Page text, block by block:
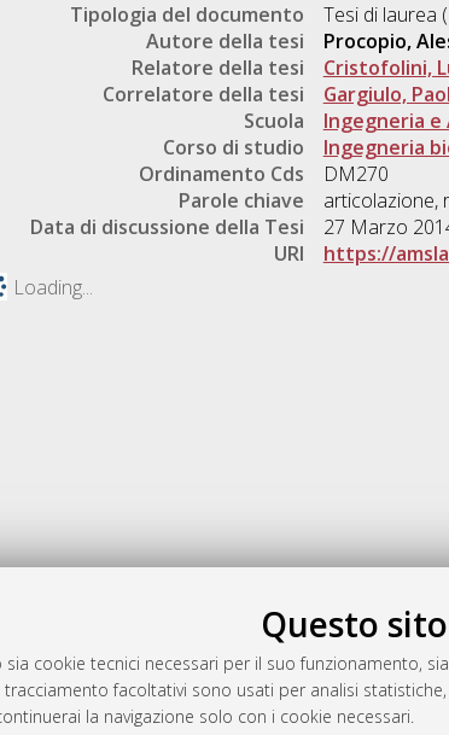
Questo
cookie tecnici necessari per il suo funzionamento,
facoltativi sono usati per analisi
la navigazione solo con i cookie necessari.
Tipologia del documento
Tesi di laurea
Autore della tesi
Procopio,
Relatore della tesi
Cristofolini,
Correlatore della tesi
Gargiulo,
Scuola
Ingegneria
Corso di studio
Ingegneria
Ordinamento Cds
DM270
Parole chiave
articolazione,
Data di discussione della Tesi
27 Marzo
URI
https://
Loading...
AMS Laurea
Servizio implementato e gestito da